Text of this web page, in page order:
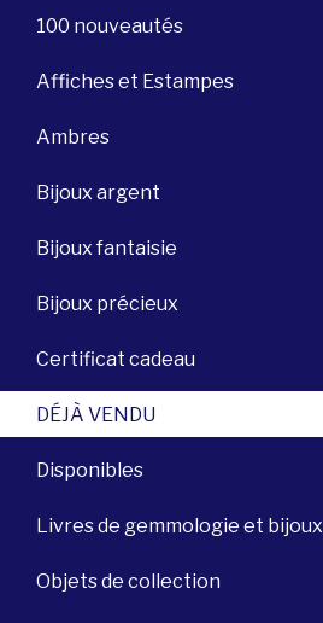
100 nouveautés
Affiches et Estampes
Ambres
Bijoux argent
Bijoux fantaisie
Bijoux précieux
Certificat cadeau
DÉJÀ VENDU
Disponibles
Livres de gemmologie et bijoux
Objets de collection